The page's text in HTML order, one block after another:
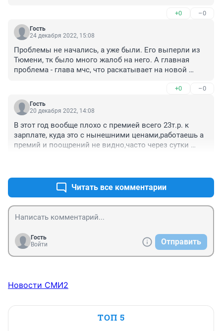
+0 –0
Гость
24 декабря 2022, 15:08
Проблемы не начались, а уже были. Его выперли из
Тюмени, тк было много жалоб на него. А главная
проблема - глава мчс, что раскатывает на новой
деньги лопатами! Его летом из-за лесных пожаров
чуть не выгнали, но он откупился чужими деньгами и
сидит дальше на верхушке!!!!
+0 –0
Гость
20 декабря 2022, 14:08
В этот год вообще плохо с премией всего 23т.р. к
зарплате, куда это с нынешними ценами,работаешь а
премий и поощрений не видно,часто через сутки
зарабатываем.
Читать все комментарии
Гость
Войти
Отправить
Новости СМИ2
ТОП 5